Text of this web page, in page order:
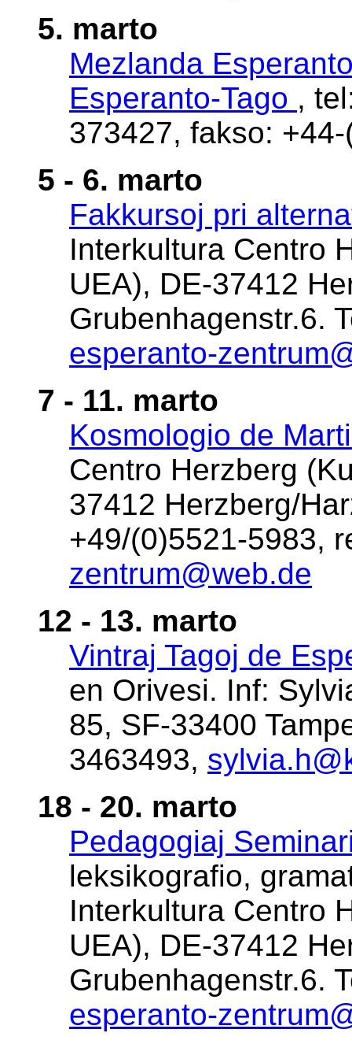
5. marto
Mezlanda
Esperanto-Tago ,
373427, fakso:
5 - 6. marto
Fakkursoj pri
Interkultura Centro
UEA), DE-37412
Grubenhagenstr.6.
esperanto-
7 - 11. marto
Kosmologio de
Centro Herzberg
37412 Herzberg/
+49/(0)5521-5983,
zentrum@web.de
12 - 13. marto
Vintraj Tagoj de
en Orivesi. Inf:
85, SF-33400
3463493,
18 - 20. marto
Pedagogiaj
leksikografio,
Interkultura Centro
UEA), DE-37412
Grubenhagenstr.6.
esperanto-